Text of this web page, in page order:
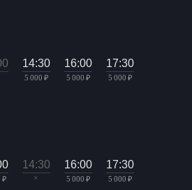
14:30
5 000 ₽
16:00
5 000 ₽
17:30
5 000 ₽
₽
14:30
×
16:00
5 000 ₽
17:30
5 000 ₽